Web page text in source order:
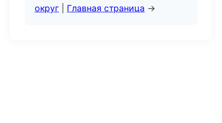
округ
Главная страница →